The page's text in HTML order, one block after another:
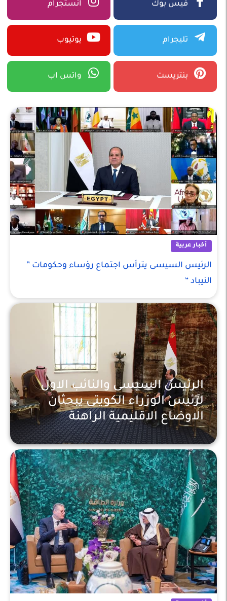
فيس بوك انستجرام
تليجرام يوتيوب
بنتريست واتس اب
أخبار عربية
الرئيس السيسى يترأس اجتماع رؤساء وحكومات ”
النيباد “
أخبار عربية
الرئيس السيسى والنائب الاول
لرئيس الوزراء الكويتى يبحثان
الاوضاع الاقليمية الراهنة